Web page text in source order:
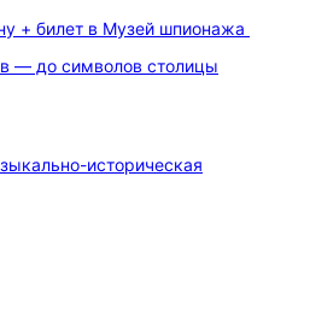
+ билет в Музей шпионажа
— до символов столицы